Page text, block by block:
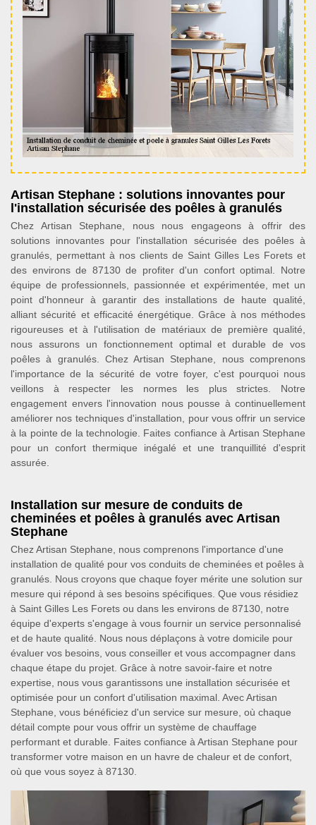
Artisan Stephane : solutions innovantes pour
l'installation sécurisée des poêles à granulés
Chez Artisan Stephane, nous nous engageons à offrir des
solutions innovantes pour l'installation sécurisée des poêles à
granulés, permettant à nos clients de Saint Gilles Les Forets et
des environs de 87130 de profiter d'un confort optimal. Notre
équipe de professionnels, passionnée et expérimentée, met un
point d'honneur à garantir des installations de haute qualité,
alliant sécurité et efficacité énergétique. Grâce à nos méthodes
rigoureuses et à l'utilisation de matériaux de première qualité,
nous assurons un fonctionnement optimal et durable de vos
poêles à granulés. Chez Artisan Stephane, nous comprenons
l'importance de la sécurité de votre foyer, c'est pourquoi nous
veillons à respecter les normes les plus strictes. Notre
engagement envers l'innovation nous pousse à continuellement
améliorer nos techniques d'installation, pour vous offrir un service
à la pointe de la technologie. Faites confiance à Artisan Stephane
pour un confort thermique inégalé et une tranquillité d'esprit
assurée.
Installation sur mesure de conduits de
cheminées et poêles à granulés avec Artisan
Stephane
Chez Artisan Stephane, nous comprenons l'importance d'une
installation de qualité pour vos conduits de cheminées et poêles à
granulés. Nous croyons que chaque foyer mérite une solution sur
mesure qui répond à ses besoins spécifiques. Que vous résidiez
à Saint Gilles Les Forets ou dans les environs de 87130, notre
équipe d'experts s'engage à vous fournir un service personnalisé
et de haute qualité. Nous nous déplaçons à votre domicile pour
évaluer vos besoins, vous conseiller et vous accompagner dans
chaque étape du projet. Grâce à notre savoir-faire et notre
expertise, nous vous garantissons une installation sécurisée et
optimisée pour un confort d'utilisation maximal. Avec Artisan
Stephane, vous bénéficiez d'un service sur mesure, où chaque
détail compte pour vous offrir un système de chauffage
performant et durable. Faites confiance à Artisan Stephane pour
transformer votre maison en un havre de chaleur et de confort,
où que vous soyez à 87130.